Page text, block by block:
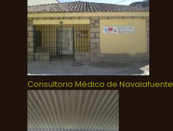
Consultorio Médico de Navalafuente